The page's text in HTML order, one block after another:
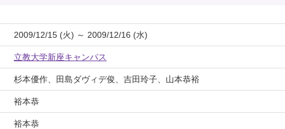
2009/12/15 (火) ～ 2009/12/16 (水)
立教大学新座キャンパス
杉本優作、田島ダヴィデ俊、吉田玲子、山本恭裕
裕本恭
裕本恭